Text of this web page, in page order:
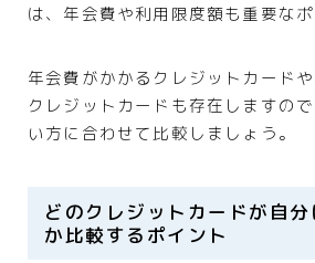
は、年会費や利用限度額も重要なポ
年会費がかかるクレジットカード
クレジットカードも存在しますの
い方に合わせて比較しましょう。
どのクレジットカードが自
か比較するポイント